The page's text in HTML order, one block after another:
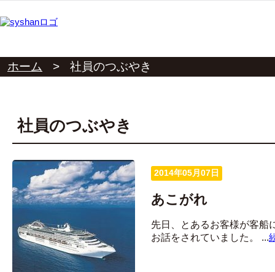
ホーム > 社員のつぶやき
社員のつぶやき
2014年05月07日
あこがれ
先日、とあるお客様が客船
お話をされていました。 ...